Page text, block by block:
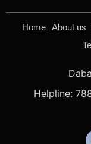
Home About us
Helpline: